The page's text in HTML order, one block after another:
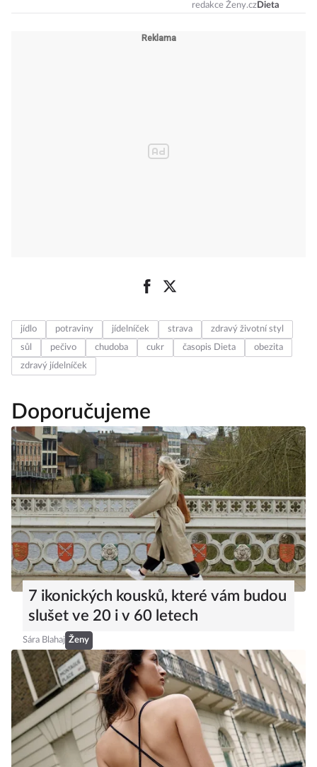
zhubnout pouze
redakce Ženy.czDieta
jídlo potraviny jídelníček strava
zdravý životní styl
sůl
pečivo chudoba cukr časopis Dieta
obezita
zdravý jídelníček
Doporučujeme
7 ikonických kousků, které vám budou
slušet ve 20 i v 60 letech
Sára Blahaj Ženy